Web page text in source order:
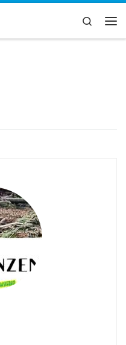
Search